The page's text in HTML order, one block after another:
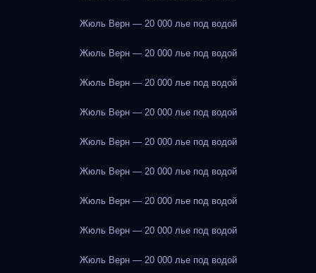
Жюль Верн — 20 000 лье под водой
Жюль Верн — 20 000 лье под водой
Жюль Верн — 20 000 лье под водой
Жюль Верн — 20 000 лье под водой
Жюль Верн — 20 000 лье под водой
Жюль Верн — 20 000 лье под водой
Жюль Верн — 20 000 лье под водой
Жюль Верн — 20 000 лье под водой
Жюль Верн — 20 000 лье под водой